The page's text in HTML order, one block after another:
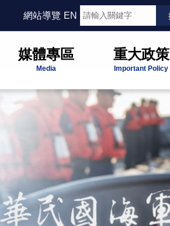
網站導覽 EN
媒體專區
Media
重大政策
Important Policy